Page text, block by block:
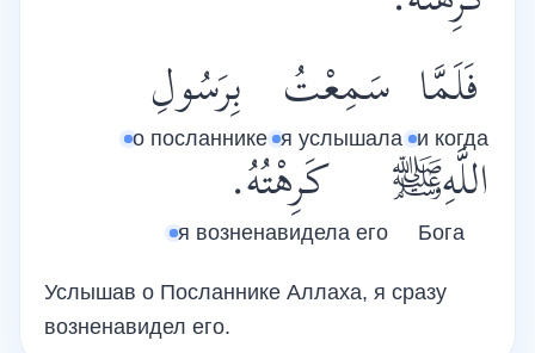
فَلَمَّا
и когда
سَمِعْتُ
я услышала
بِرَسُولِ
о посланнике
اللَّهِﷺ
Бога
كَرِهْتُهُ.
я возненавидела его
Услышав о Посланнике Аллаха, я сразу
возненавидел его.